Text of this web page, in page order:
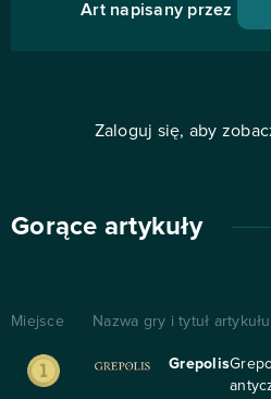
Art napisany przez
Zaloguj się, aby
Gorące artykuły
Miejsce Nazwa gry i tytuł artykułu
Grepolis